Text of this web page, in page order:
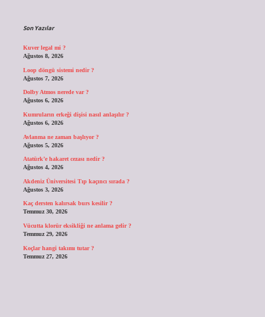
Son Yazılar
Kuver legal mi ?
Ağustos 8, 2026
Loop döngü sistemi nedir ?
Ağustos 7, 2026
Dolby Atmos nerede var ?
Ağustos 6, 2026
Kumruların erkeği dişisi nasıl anlaşılır ?
Ağustos 6, 2026
Avlanma ne zaman başlıyor ?
Ağustos 5, 2026
Atatürk’e hakaret cezası nedir ?
Ağustos 4, 2026
Akdeniz Üniversitesi Tıp kaçıncı sırada ?
Ağustos 3, 2026
Kaç dersten kalırsak burs kesilir ?
Temmuz 30, 2026
Vücutta klorür eksikliği ne anlama gelir ?
Temmuz 29, 2026
Koçlar hangi takımı tutar ?
Temmuz 27, 2026